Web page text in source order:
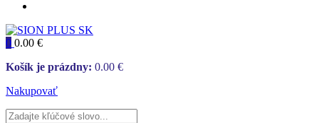
0 0.00 €
Košík je prázdny: 0.00 €
Nakupovať